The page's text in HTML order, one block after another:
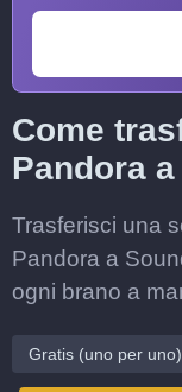
Come
Pandora
Trasferisci una
Pandora a
ogni brano a
Gratis (uno per uno)